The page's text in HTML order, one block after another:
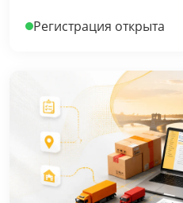
государственного
Регистрация открыта